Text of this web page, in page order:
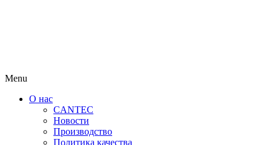
Menu
О нас
CANTEC
Новости
Производство
Политика качества